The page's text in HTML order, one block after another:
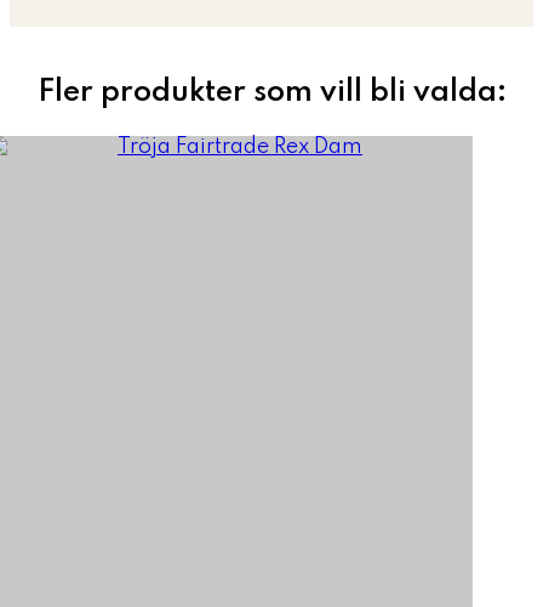
Fler produkter som vill bli valda: